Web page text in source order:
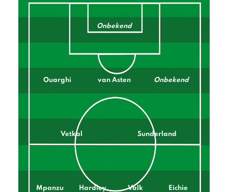
Onbekend
Ouarghi van Asten Onbekend
Vetkal Sunderland
Mpanzu Hardley Valk Eichie